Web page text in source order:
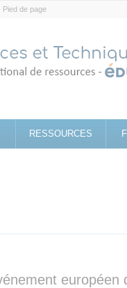
Pied de page
RESSOURCES
européen